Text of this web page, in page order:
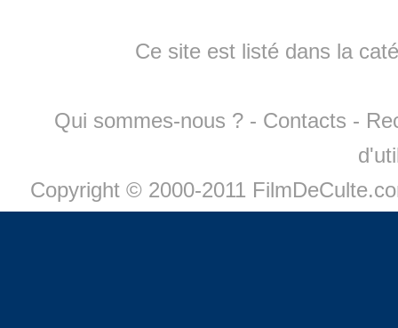
Ce site est listé dans la
Qui sommes-nous ? - Contacts -
Copyright © 2000-2011